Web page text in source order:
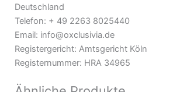
Deutschland
Telefon: + 49 2263 8025440
Email: info@oxclusivia.de
Registergericht: Amtsgericht Köln
Registernummer: HRA 34965